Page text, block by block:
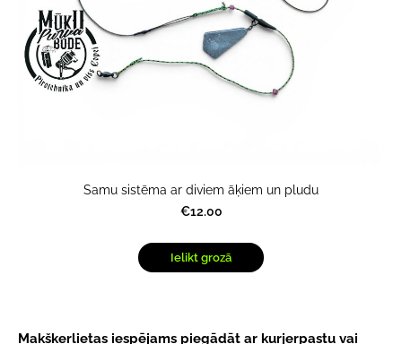
Makšķerlietas iespējams piegādāt ar kurjerpastu vai
Samu sistēma ar diviem āķiem un pludu
€12.00
Ielikt grozā